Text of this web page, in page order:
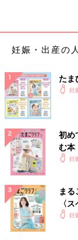
妊娠・出産の
たま
妊
初め
む本
妊
まる
〈
妊